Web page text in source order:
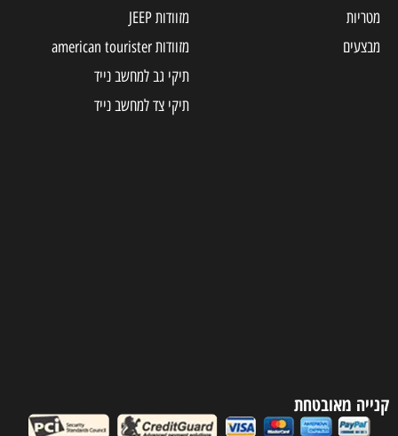
מטריות
מבצעים
מזוודות JEEP
מזוודות american tourister
תיקי גב למחשב נייד
תיקי צד למחשב נייד
קנייה מאובטחת